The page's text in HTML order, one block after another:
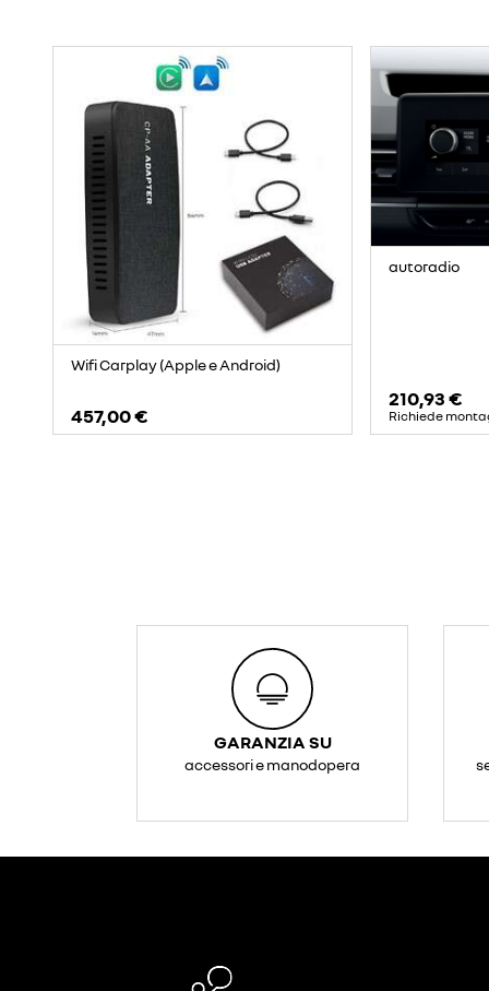
Wifi Carplay (Apple e Android)
457,00 €
autoradio
210,93 €
Richiede
GARANZIA SU
accessori e manodopera